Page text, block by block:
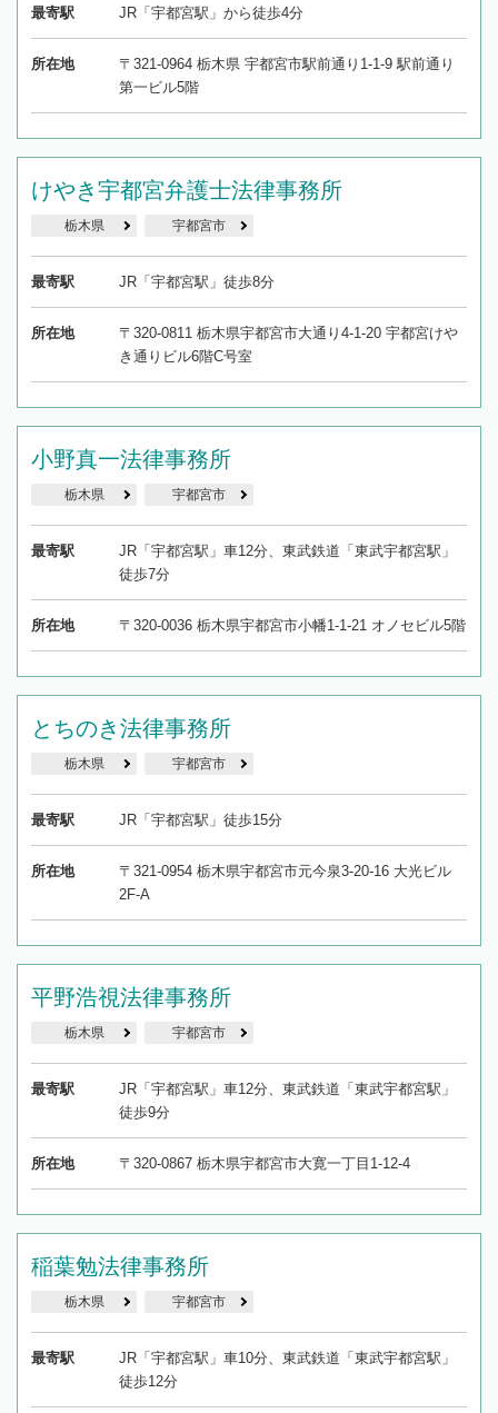
最寄駅 JR「宇都宮駅」から徒歩4分
所在地
〒321-0964 栃木県 宇都宮市駅前通り1-1-9 駅前通り
第一ビル5階
けやき宇都宮弁護士法律事務所
栃木県 宇都宮市
最寄駅 JR「宇都宮駅」徒歩8分
所在地
〒320-0811 栃木県宇都宮市大通り4-1-20 宇都宮けや
き通りビル6階C号室
小野真一法律事務所
栃木県 宇都宮市
最寄駅
JR「宇都宮駅」車12分、東武鉄道「東武宇都宮駅」
徒歩7分
所在地 〒320-0036 栃木県宇都宮市小幡1-1-21 オノセビル5階
とちのき法律事務所
栃木県 宇都宮市
最寄駅 JR「宇都宮駅」徒歩15分
所在地
〒321-0954 栃木県宇都宮市元今泉3-20-16 大光ビル
2F-A
平野浩視法律事務所
栃木県 宇都宮市
最寄駅
JR「宇都宮駅」車12分、東武鉄道「東武宇都宮駅」
徒歩9分
所在地 〒320-0867 栃木県宇都宮市大寛一丁目1-12-4
稲葉勉法律事務所
栃木県 宇都宮市
最寄駅
JR「宇都宮駅」車10分、東武鉄道「東武宇都宮駅」
徒歩12分